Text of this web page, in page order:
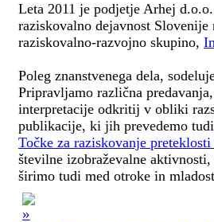
Leta 2011 je podjetje Arhej
raziskovalno dejavnost
raziskovalno-razvojno skupino,
Poleg znanstvenega dela,
Pripravljamo različna
interpretacije odkritij v obliki
publikacije, ki jih prevedemo
Točke za raziskovanje
številne izobraževalne
širimo tudi med otroke in